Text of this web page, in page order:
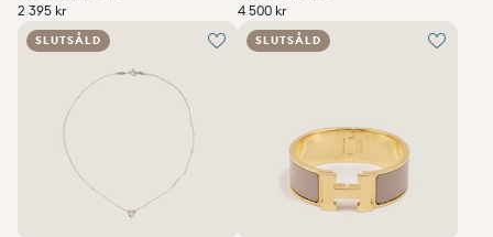
Ordinarie pris
2 395 kr
Ordinarie pris
Reapris
2 395 kr
Ordinarie pris
4 500 kr
Ordinarie pris
Reapris
4 500 kr
SLUTSÅLD SLUTSÅLD